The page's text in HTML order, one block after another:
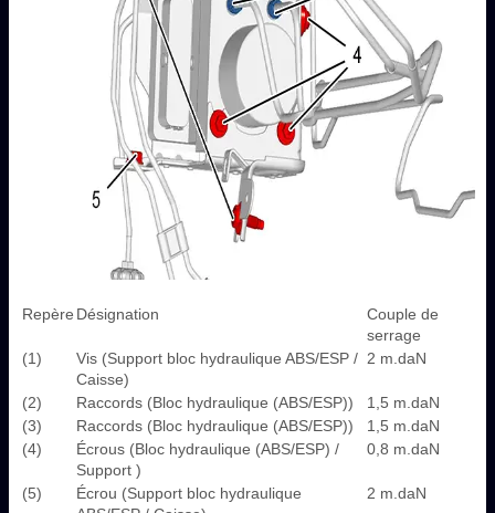
Repère Désignation
Couple de
serrage
(1)
Vis (Support bloc hydraulique ABS/ESP /
Caisse)
2 m.daN
(2) Raccords (Bloc hydraulique (ABS/ESP))
1,5 m.daN
(3)
Raccords (Bloc hydraulique (ABS/ESP))
1,5 m.daN
(4)
Écrous (Bloc hydraulique (ABS/ESP) /
Support )
0,8 m.daN
(5)
Écrou (Support bloc hydraulique
2 m.daN